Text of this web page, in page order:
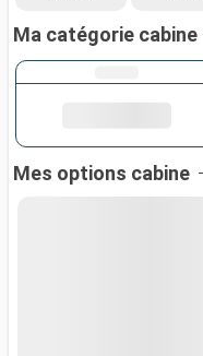
Ma catégorie cabine
Mes options cabine